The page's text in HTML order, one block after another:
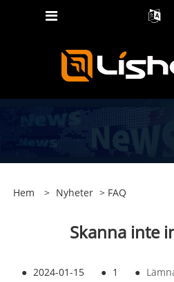
Hem > Nyheter > FAQ
Skanna inte
● 2024-01-15 ● 1 ●